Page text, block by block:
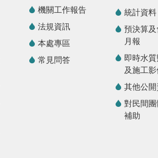
機關工作報告
法規資訊
本處專區
常見問答
統計資料
預決算
月報
即時水質
及施工影
其他公
對民間團
補助